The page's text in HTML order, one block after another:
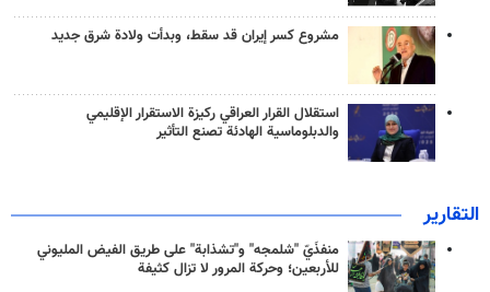
مشروع كسر إيران قد سقط، وبدأت ولادة شرق جديد
استقلال القرار العراقي ركيزة الاستقرار الإقليمي
والدبلوماسية الهادئة تصنع التأثير
التقارير
منفذَيّ "شلمجه" و"تشذابة" على طريق الفيض المليوني
للأربعين؛ وحركة المرور لا تزال كثيفة